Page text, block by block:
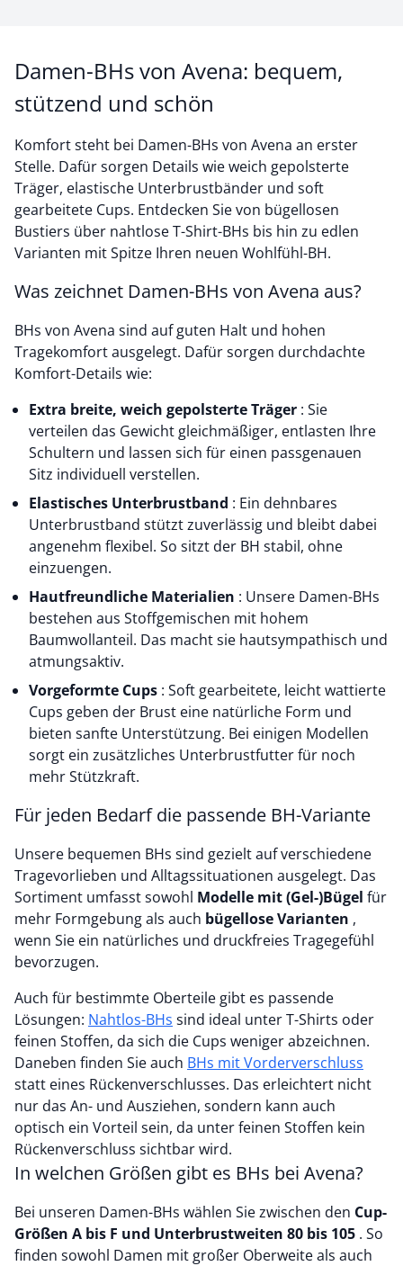
Damen-BHs von Avena: bequem,
stützend und schön
Komfort steht bei Damen-BHs von Avena an erster
Stelle. Dafür sorgen Details wie weich gepolsterte
Träger, elastische Unterbrustbänder und soft
gearbeitete Cups. Entdecken Sie von bügellosen
Bustiers über nahtlose T-Shirt-BHs bis hin zu edlen
Varianten mit Spitze Ihren neuen Wohlfühl-BH.
Was zeichnet Damen-BHs von Avena aus?
BHs von Avena sind auf guten Halt und hohen
Tragekomfort ausgelegt. Dafür sorgen durchdachte
Komfort-Details wie:
Extra breite, weich gepolsterte Träger : Sie
verteilen das Gewicht gleichmäßiger, entlasten Ihre
Schultern und lassen sich für einen passgenauen
Sitz individuell verstellen.
Elastisches Unterbrustband : Ein dehnbares
Unterbrustband stützt zuverlässig und bleibt dabei
angenehm flexibel. So sitzt der BH stabil, ohne
einzuengen.
Hautfreundliche Materialien : Unsere Damen-BHs
bestehen aus Stoffgemischen mit hohem
Baumwollanteil. Das macht sie hautsympathisch und
atmungsaktiv.
Vorgeformte Cups : Soft gearbeitete, leicht wattierte
Cups geben der Brust eine natürliche Form und
bieten sanfte Unterstützung. Bei einigen Modellen
sorgt ein zusätzliches Unterbrustfutter für noch
mehr Stützkraft.
Für jeden Bedarf die passende BH-Variante
Unsere bequemen BHs sind gezielt auf verschiedene
Tragevorlieben und Alltagssituationen ausgelegt. Das
Sortiment umfasst sowohl Modelle mit (Gel-)Bügel
mehr Formgebung als auch bügellose Varianten ,
wenn Sie ein natürliches und druckfreies Tragegefühl
bevorzugen.
Auch für bestimmte Oberteile gibt es passende
Lösungen: Nahtlos-BHs
feinen Stoffen, da sich die Cups weniger abzeichnen.
Daneben finden Sie auch BHs mit Vorderverschluss
statt eines Rückenverschlusses. Das erleichtert nicht
nur das An- und Ausziehen, sondern kann auch
optisch ein Vorteil sein, da unter feinen Stoffen kein
Rückenverschluss sichtbar wird.
In welchen Größen gibt es BHs bei Avena?
Bei unseren Damen-BHs wählen Sie zwischen den Cup-
Größen A bis F und Unterbrustweiten 80 bis 105 . So
finden sowohl Damen mit großer Oberweite als auch